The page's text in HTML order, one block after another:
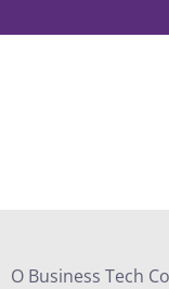
O Business Tech